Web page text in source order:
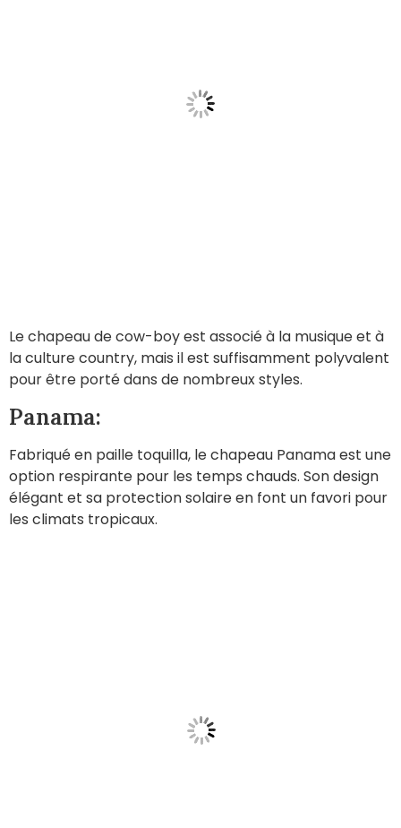
Le chapeau de cow-boy est associé à la musique et à
la culture country, mais il est suffisamment polyvalent
pour être porté dans de nombreux styles.
Panama:
Fabriqué en paille toquilla, le chapeau Panama est une
option respirante pour les temps chauds. Son design
élégant et sa protection solaire en font un favori pour
les climats tropicaux.